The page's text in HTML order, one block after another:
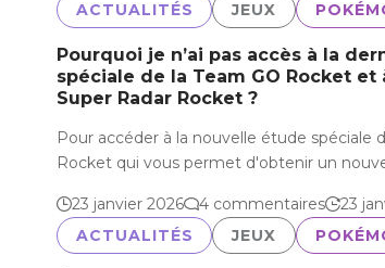
ACTUALITÉS
JEUX
Pourquoi je n’ai pas accès à la
spéciale de la Team GO Rocket et
Super Radar Rocket ?
Pour accéder à la nouvelle étude spéciale
Rocket qui vous permet d'obtenir un
23 janvier 2026 4 commentaires
23
ACTUALITÉS
JEUX